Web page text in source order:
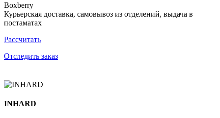
Boxberry
Курьерская доставка, самовывоз из отделений, выдача в
постаматах
Рассчитать
Отследить заказ
INHARD